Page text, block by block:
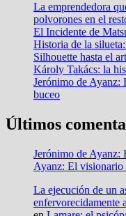
La emprendedora
polvorones en el
El Incidente de
Historia de la
Silhouette hasta el
Károly Takács: la
Jerónimo de Ayanz:
buceo
Últimos
Jerónimo de Ayanz:
Ayanz: El visionario
La ejecución de un